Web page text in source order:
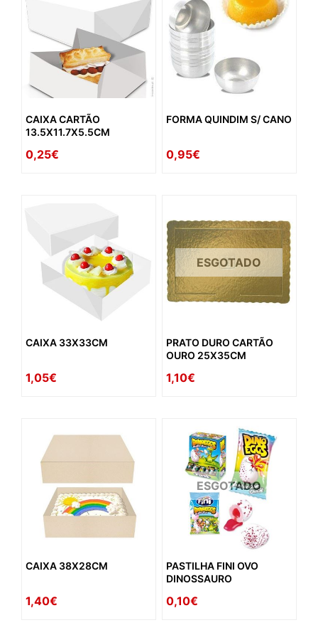
CAIXA CARTÃO
13.5X11.7X5.5CM
0,25€
FORMA QUINDIM S/ CANO
0,95€
CAIXA 33X33CM
1,05€
ESGOTADO
PRATO DURO CARTÃO
OURO 25X35CM
1,10€
CAIXA 38X28CM
1,40€
ESGOTADO
PASTILHA FINI OVO
DINOSSAURO
0,10€